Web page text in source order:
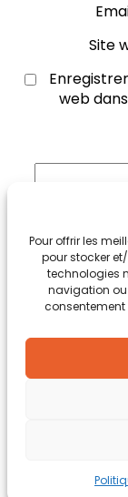
Pour offrir les
pour stocker
technologies
navigation ou
consentement
Site
web
Comment